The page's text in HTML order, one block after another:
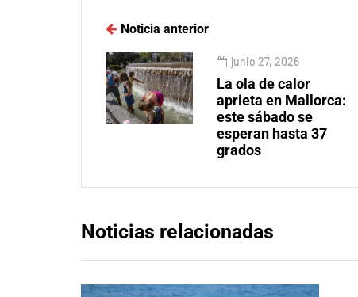
Noticia anterior
junio 27, 2026
La ola de calor
aprieta en Mallorca:
este sábado se
esperan hasta 37
grados
Noticias relacionadas